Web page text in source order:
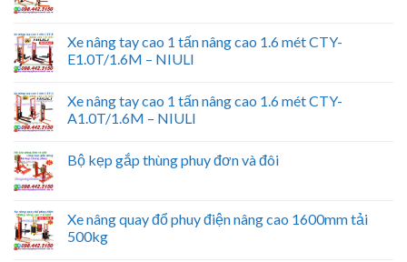
Xe nâng tay cao 1 tấn nâng cao 1.6 mét CTY-
E1.0T/1.6M – NIULI
Xe nâng tay cao 1 tấn nâng cao 1.6 mét CTY-
A1.0T/1.6M – NIULI
Bộ kẹp gắp thùng phuy đơn và đôi
Xe nâng quay đổ phuy điện nâng cao 1600mm tải
500kg